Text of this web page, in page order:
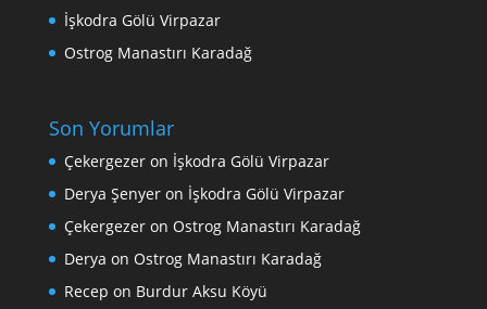
İşkodra Gölü Virpazar
Ostrog Manastırı Karadağ
Son Yorumlar
Çekergezeron İşkodra Gölü Virpazar
Derya Şenyeron İşkodra Gölü Virpazar
Çekergezeron Ostrog Manastırı Karadağ
Derya on Ostrog Manastırı Karadağ
Recep on Burdur Aksu Köyü